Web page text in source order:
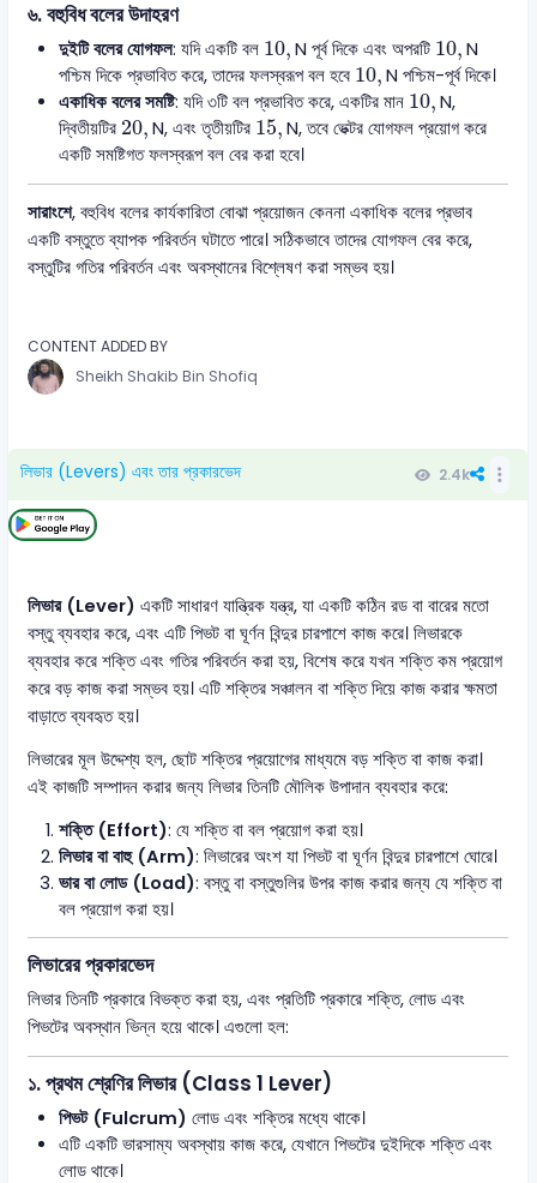
৬.বহুবিধ বলের উদাহরণ
দুইটি বলের যোগফল: যদি একটি বল 10, N
10, N পূর্ব দিকে এবং অপরটি 10, N
10, N
পশ্চিম দিকে প্রভাবিত করে, তাদের ফলস্বরূপ বল হবে 10, N
10,N পশ্চিম-পূর্ব দিকে।
একাধিক বলের সমষ্টি: যদি ৩টি বল প্রভাবিত করে, একটির মান 10, N
10,N ,
দ্বিতীয়টির 20, N
20 ,N, এবং তৃতীয়টির 15, N
15,N, তবে ভেক্টর যোগফল প্রয়োগ করে
একটি সমষ্টিগত ফলস্বরূপ বল বের করা হবে।
সারাংশে, বহুবিধ বলের কার্যকারিতা বোঝা প্রয়োজন কেননা একাধিক বলের প্রভাব
একটি বস্তুতে ব্যাপক পরিবর্তন ঘটাতে পারে। সঠিকভাবে তাদের যোগফল বের করে,
বস্তুটির গতির পরিবর্তন এবং অবস্থানের বিশ্লেষণ করা সম্ভব হয়।
CONTENT ADDED BY
Sheikh Shakib Bin Shofiq
লিভার (Levers) এবং তার প্রকারভেদ 2.4k
লিভার (Lever) একটি সাধারণ যান্ত্রিক যন্ত্র, যা একটি কঠিন রড বা বারের মতো
বস্তু ব্যবহার করে, এবং এটি পিভট বা ঘূর্ণন বিন্দুর চারপাশে কাজ করে। লিভারকে
ব্যবহার করে শক্তি এবং গতির পরিবর্তন করা হয়, বিশেষ করে যখন শক্তি কম প্রয়োগ
করে বড় কাজ করা সম্ভব হয়। এটি শক্তির সঞ্চালন বা শক্তি দিয়ে কাজ করার ক্ষমতা
বাড়াতে ব্যবহৃত হয়।
লিভারের মূল উদ্দেশ্য হল, ছোট শক্তির প্রয়োগের মাধ্যমে বড় শক্তি বা কাজ করা।
এই কাজটি সম্পাদন করার জন্য লিভার তিনটি মৌলিক উপাদান ব্যবহার করে:
শক্তি (Effort): যে শক্তি বা বল প্রয়োগ করা হয়।
লিভার বা বাহু (Arm): লিভারের অংশ যা পিভট বা ঘূর্ণন বিন্দুর চারপাশে ঘোরে।
ভার বা লোড (Load): বস্তু বা বস্তুগুলির উপর কাজ করার জন্য যে শক্তি বা
বল প্রয়োগ করা হয়।
লিভারের প্রকারভেদ
লিভার তিনটি প্রকারে বিভক্ত করা হয়, এবং প্রতিটি প্রকারে শক্তি, লোড এবং
পিভটের অবস্থান ভিন্ন হয়ে থাকে। এগুলো হল:
১.প্রথম শ্রেণির লিভার (Class 1 Lever)
পিভট (Fulcrum) লোড এবং শক্তির মধ্যে থাকে।
এটি একটি ভারসাম্য অবস্থায় কাজ করে, যেখানে পিভটের দুইদিকে শক্তি এবং
লোড থাকে।